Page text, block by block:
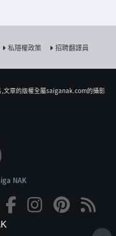
私隱權政策 招聘翻譯員
文章的版權全屬saiganak.com的攝影
NAK